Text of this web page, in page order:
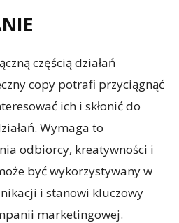
częścią działań
copy potrafi przyciągnąć
ich i skłonić do
Wymaga to
odbiorcy, kreatywności i
być wykorzystywany w
i stanowi kluczowy
marketingowej.